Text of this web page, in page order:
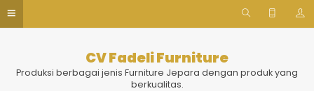
CV Fadeli Furniture
Produksi berbagai jenis Furniture Jepara dengan produk yang
berkualitas.